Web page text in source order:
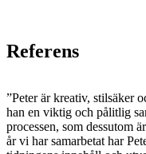
Referens
”Peter är kreativ, stilsäker
han en viktig och pålitlig
processen, som dessutom
år vi har samarbetat har